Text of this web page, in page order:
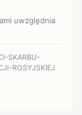
uwzględnia
SKARBU-
ROSYJSKIEJ